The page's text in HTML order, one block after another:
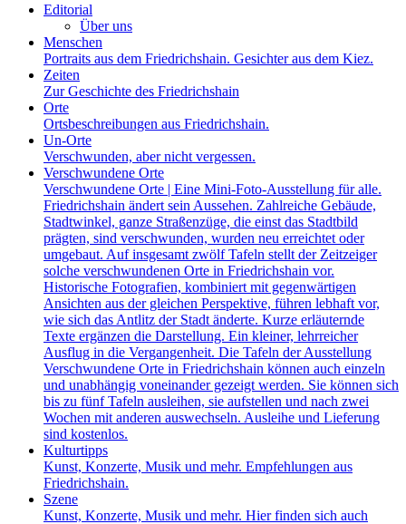
Editorial
Über uns
Menschen
Portraits aus dem Friedrichshain. Gesichter aus dem Kiez.
Zeiten
Zur Geschichte des Friedrichshain
Orte
Ortsbeschreibungen aus Friedrichshain.
Un-Orte
Verschwunden, aber nicht vergessen.
Verschwundene Orte
Verschwundene Orte | Eine Mini-Foto-Ausstellung für alle.
Friedrichshain ändert sein Aussehen. Zahlreiche Gebäude,
Stadtwinkel, ganze Straßenzüge, die einst das Stadtbild
prägten, sind verschwunden, wurden neu erreichtet oder
umgebaut. Auf insgesamt zwölf Tafeln stellt der Zeitzeiger
solche verschwundenen Orte in Friedrichshain vor.
Historische Fotografien, kombiniert mit gegenwärtigen
Ansichten aus der gleichen Perspektive, führen lebhaft vor,
wie sich das Antlitz der Stadt änderte. Kurze erläuternde
Texte ergänzen die Darstellung. Ein kleiner, lehrreicher
Ausflug in die Vergangenheit. Die Tafeln der Ausstellung
Verschwundene Orte in Friedrichshain können auch einzeln
und unabhängig voneinander gezeigt werden. Sie können sich
bis zu fünf Tafeln ausleihen, sie aufstellen und nach zwei
Wochen mit anderen auswechseln. Ausleihe und Lieferung
sind kostenlos.
Kulturtipps
Kunst, Konzerte, Musik und mehr. Empfehlungen aus
Friedrichshain.
Szene
Kunst, Konzerte, Musik und mehr. Hier finden sich auch